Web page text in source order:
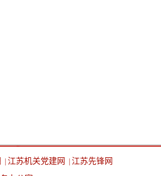
江苏机关党建网
江苏先锋网